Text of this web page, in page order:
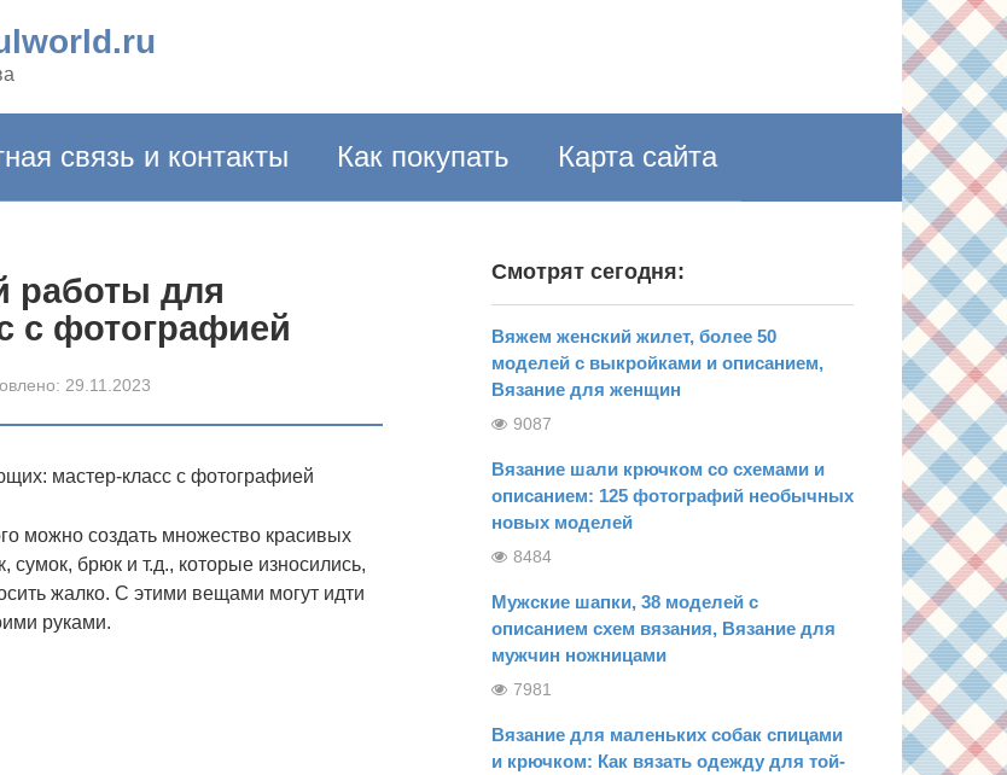
связь и контакты Как покупать Карта сайта
работы для
с фотографией
29.11.2023
мастер-класс с фотографией
можно создать множество красивых
брюк и т.д., которые износились,
жалко. С этими вещами могут идти
руками.
Смотрят сегодня:
Вяжем женский жилет, более 50
моделей с выкройками и описанием,
Вязание для женщин
9087
Вязание шали крючком со схемами и
описанием: 125 фотографий необычных
новых моделей
8484
Мужские шапки, 38 моделей с
описанием схем вязания, Вязание для
мужчин ножницами
7981
Вязание для маленьких собак спицами
и крючком: Как вязать одежду для той-